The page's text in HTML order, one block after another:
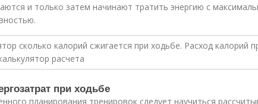
и только затем начинают тратить энергию с
при ходьбе
планирования тренировок следует научиться